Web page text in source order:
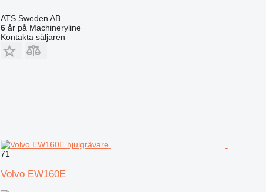
ATS Sweden AB
6år på Machineryline
Kontakta säljaren
71
Volvo EW160E